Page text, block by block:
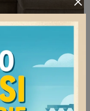
di Samoa!